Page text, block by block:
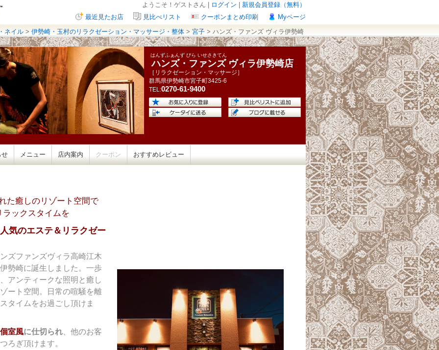
新規会員登録（無料）
ログイン
ようこそ！ゲストさん |
Myページ
クーポンまとめ印刷
見比べリスト
最近見たお店
ネイル > 伊勢崎・玉村のリラクゼーション・マッサージ・整体 > 宮子 > ハンズ・ファンズ ヴィラ伊勢崎
はんずふぁんず びら いせさきてん
ハンズ・ファンズ ヴィラ伊勢崎店
［リラクゼーション・マッサージ］
群馬県伊勢崎市宮子町3425-6
TEL:0270-61-9400
せ メニュー 店内案内 クーポン おすすめレビュー
た癒しのリゾート空間で
ラックスタイムを
気のエステ＆リラクゼー
ズファンズヴィラ高崎江木
勢崎に誕生しました。一歩
アンティークな照明と癒し
ート空間。日常の喧騒を離
タイムをお過ごし頂けま
室風に仕切られ 、他のお客
ろぎ頂けます。